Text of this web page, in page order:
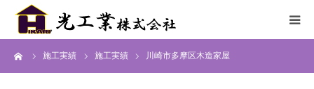
施工実績 施工実績 川崎市多摩区木造家屋
HOME